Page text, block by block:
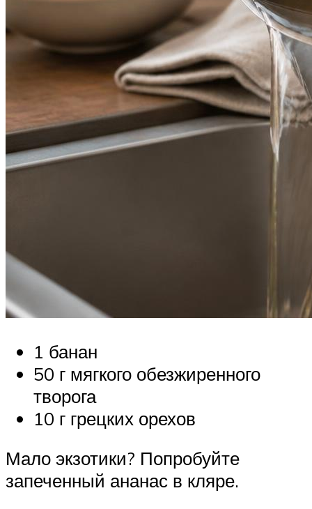
1 банан
50 г мягкого обезжиренного
творога
10 г грецких орехов
Мало экзотики? Попробуйте
запеченный ананас в кляре.